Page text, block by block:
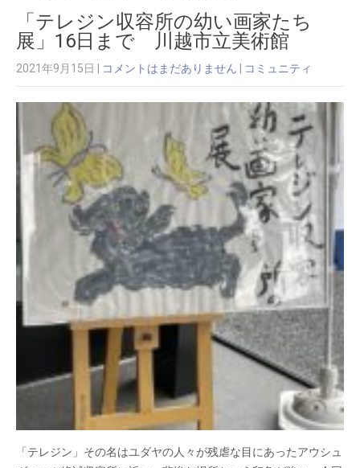
「テレジン収容所の幼い画家たち
展」16日まで 川越市立美術館
2021年9月15日 コメントはまだありません コミュニティ
「テレジン」その名はユダヤの人々が残虐な目にあったアウシュ